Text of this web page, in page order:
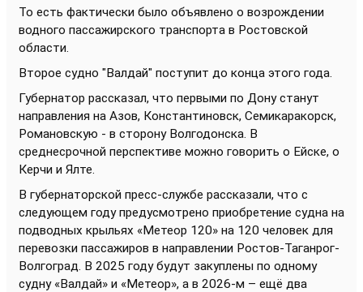
То есть фактически было объявлено о возрождении
водного пассажирского транспорта в Ростовской
области.
Второе судно "Валдай" поступит до конца этого года.
Губернатор рассказал, что первыми по Дону станут
направления на Азов, Константиновск, Семикаракорск,
Романовскую - в сторону Волгодонска. В
среднесрочной перспективе можно говорить о Ейске, о
Керчи и Ялте.
В губернаторской пресс-службе рассказали, что с
следующем году предусмотрено приобретение судна на
подводных крыльях «Метеор 120» на 120 человек для
перевозки пассажиров в направлении Ростов-Таганрог-
Волгоград. В 2025 году будут закуплены по одному
судну «Валдай» и «Метеор», а в 2026-м – ещё два